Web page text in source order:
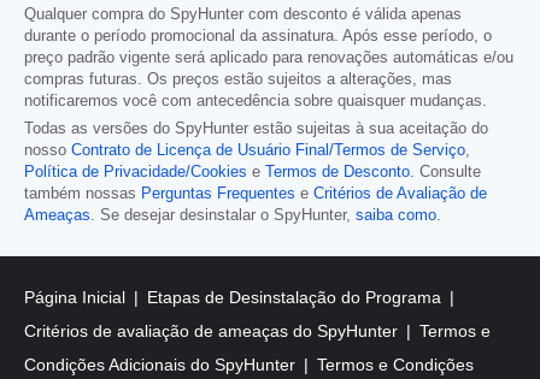
Qualquer compra do SpyHunter com desconto é válida apenas
durante o período promocional da assinatura. Após esse período, o
preço padrão vigente será aplicado para renovações automáticas e/ou
compras futuras. Os preços estão sujeitos a alterações, mas
notificaremos você com antecedência sobre quaisquer mudanças.
Todas as versões do SpyHunter estão sujeitas à sua aceitação do
nosso Contrato de Licença de Usuário Final/Termos de Serviço,
Política de Privacidade/Cookies e Termos de Desconto. Consulte
também nossas Perguntas Frequentes e Critérios de Avaliação de
Ameaças. Se desejar desinstalar o SpyHunter, saiba como.
Página Inicial
Etapas de Desinstalação do Programa
Critérios de avaliação de ameaças do SpyHunter
Termos e
Condições Adicionais do SpyHunter
Termos e Condições